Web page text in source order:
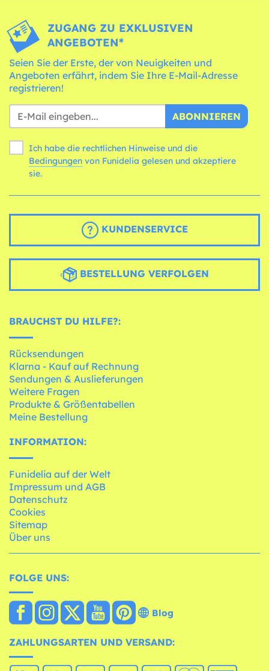
ZUGANG ZU EXKLUSIVEN
ANGEBOTEN*
Seien Sie der Erste, der von Neuigkeiten und
Angeboten erfährt, indem Sie Ihre E-Mail-Adresse
registrieren!
ABONNIEREN
Ich habe die rechtlichen Hinweise und die
Bedingungen
sie.
KUNDENSERVICE
BESTELLUNG VERFOLGEN
BRAUCHST DU HILFE?:
Rücksendungen
Klarna - Kauf auf Rechnung
Sendungen & Auslieferungen
Weitere Fragen
Produkte & Größentabellen
Meine Bestellung
INFORMATION:
Funidelia auf der Welt
Impressum und AGB
Datenschutz
Cookies
Sitemap
Über uns
FOLGE UNS:
Blog
ZAHLUNGSARTEN UND VERSAND: